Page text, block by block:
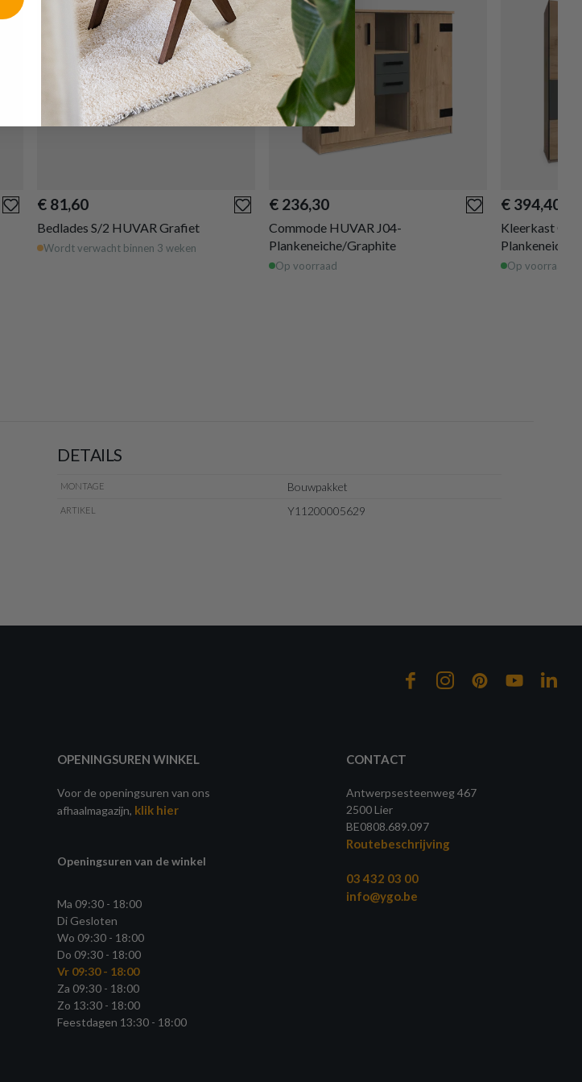
€ 81,60
Bedlades S/2 HUVAR Grafiet
Wordt verwacht binnen 3 weken
€ 236,30
Commode HUVAR J04-
Plankeneiche/Graphite
Op voorraad
€ 394,40
Kleerkast
Op voorraad
DETAILS
MONTAGE Bouwpakket
ARTIKEL Y11200005629
OPENINGSUREN WINKEL
Voor de openingsuren van ons
afhaalmagazijn, klik hier
Openingsuren van de winkel
Ma 09:30 - 18:00
Di Gesloten
Wo 09:30 - 18:00
Do 09:30 - 18:00
Vr 09:30 - 18:00
Za 09:30 - 18:00
Zo 13:30 - 18:00
Feestdagen 13:30 - 18:00
CONTACT
Antwerpsesteenweg 467
2500 Lier
BE0808.689.097
Routebeschrijving
03 432 03 00
info@ygo.be